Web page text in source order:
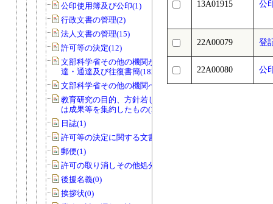
公印使用簿及び公印(1)
行政文書の管理(2)
法人文書の管理(15)
許可等の決定(12)
文部科学省その他の機関からの諸令
達・通達及び往復書簡(182)
文部科学省その他の機関への報告等(74)
教育研究の目的、方針若しくは計画又
は成果等を集約したもの(14)
日誌(1)
許可等の決定に関する文書(0)
郵便(1)
許可の取り消しその他処分(0)
後援名義(0)
挨拶状(0)
13A01915 公
22A00079 登
22A00080 公